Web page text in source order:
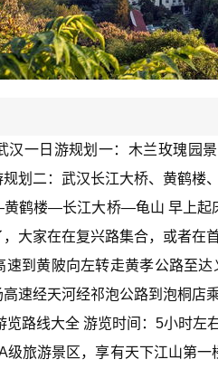
汉一日游规划一：木兰玫瑰园
划二：武汉长江大桥、黄鹤楼
鹤楼—长江大桥—龟山 早上起
大家在在复兴路集合，或者在
速到黄陂向左转走黄孝公路至
速经天河经祁泡公路到泡桐店
路线大全 游览时间：5小时左
级旅游景区，享有天下江山第